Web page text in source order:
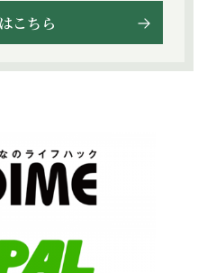
こちら